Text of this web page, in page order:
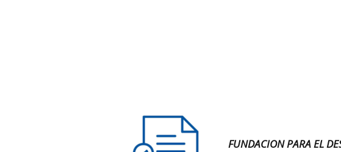
FUNDACION PARA EL